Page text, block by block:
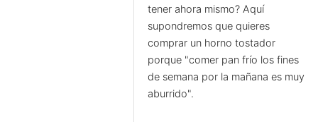
tener ahora mismo? Aquí
supondremos que quieres
comprar un horno tostador
porque "comer pan frío los fines
de semana por la mañana es muy
aburrido".